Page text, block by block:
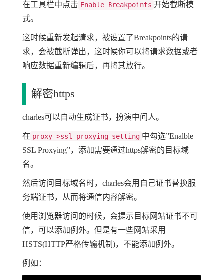
在工具栏中点击 Enable Breakpoints 开始截断模
式。
这时候重新发起请求，被设置了Breakpoints的请
求，会被截断弹出，这时候你可以将请求数据或者
响应数据重新编辑后，再将其放行。
解密https
charles可以自动生成证书，扮演中间人。
在 proxy->ssl proxying setting 中勾选”Enalble
SSL Proxying”，添加需要通过https解密的目标域
名。
然后访问目标域名时，charles会用自己证书替换服
务端证书，从而将通信内容解密。
使用浏览器访问的时候，会提示目标网站证书不可
信，可以添加例外。但是有一些网站采用
HSTS(HTTP严格传输机制)，不能添加例外。
例如：